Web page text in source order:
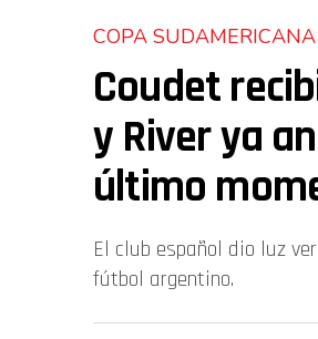
COPA SUDAMERICANA
Coudet
y River ya
último
El club español dio luz
fútbol argentino.